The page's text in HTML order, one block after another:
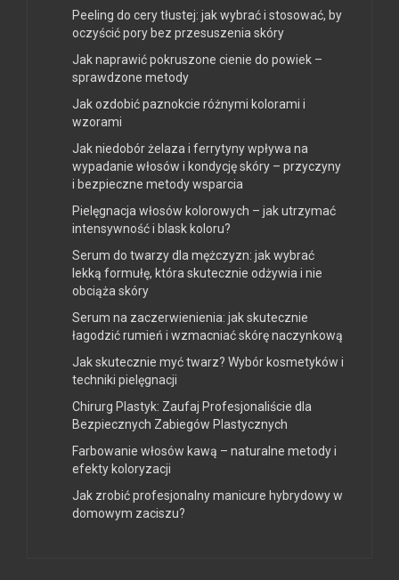
Peeling do cery tłustej: jak wybrać i stosować, by
oczyścić pory bez przesuszenia skóry
Jak naprawić pokruszone cienie do powiek –
sprawdzone metody
Jak ozdobić paznokcie różnymi kolorami i
wzorami
Jak niedobór żelaza i ferrytyny wpływa na
wypadanie włosów i kondycję skóry – przyczyny
i bezpieczne metody wsparcia
Pielęgnacja włosów kolorowych – jak utrzymać
intensywność i blask koloru?
Serum do twarzy dla mężczyzn: jak wybrać
lekką formułę, która skutecznie odżywia i nie
obciąża skóry
Serum na zaczerwienienia: jak skutecznie
łagodzić rumień i wzmacniać skórę naczynkową
Jak skutecznie myć twarz? Wybór kosmetyków i
techniki pielęgnacji
Chirurg Plastyk: Zaufaj Profesjonaliście dla
Bezpiecznych Zabiegów Plastycznych
Farbowanie włosów kawą – naturalne metody i
efekty koloryzacji
Jak zrobić profesjonalny manicure hybrydowy w
domowym zaciszu?